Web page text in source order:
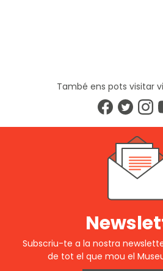
També ens pots visitar
Subscriu-te a la nostra
de tot el que mou el